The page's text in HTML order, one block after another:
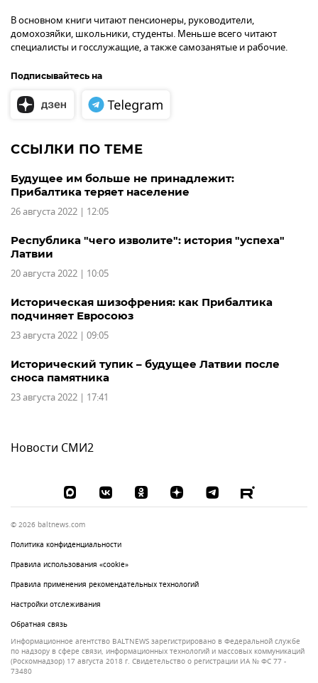
В основном книги читают пенсионеры, руководители,
домохозяйки, школьники, студенты. Меньше всего читают
специалисты и госслужащие, а также самозанятые и рабочие.
Подписывайтесь на
ССЫЛКИ ПО ТЕМЕ
Будущее им больше не принадлежит:
Прибалтика теряет население
26 августа 2022 | 12:05
Республика "чего изволите": история "успеха"
Латвии
20 августа 2022 | 10:05
Историческая шизофрения: как Прибалтика
подчиняет Евросоюз
23 августа 2022 | 09:05
Исторический тупик – будущее Латвии после
сноса памятника
23 августа 2022 | 17:41
Новости СМИ2
© 2026 baltnews.com
Политика конфиденциальности
Правила использования «cookie»
Правила применения рекомендательных технологий
Настройки отслеживания
Обратная связь
Информационное агентство BALTNEWS зарегистрировано в Федеральной службе
по надзору в сфере связи, информационных технологий и массовых коммуникаций
(Роскомнадзор) 17 августа 2018 г. Свидетельство о регистрации ИА № ФС 77 -
73480